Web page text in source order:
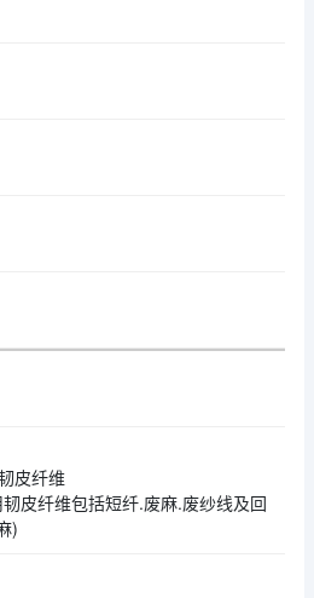
皮纤维
皮纤维包括短纤.废麻.废纱线及回
)